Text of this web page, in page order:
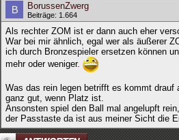
BorussenZwerg
Beiträge: 1.664
Als rechter ZOM ist er dann auch eher
War bei mir ähnlich, egal wer als äußerer
ich durch Bronzespieler ersetzen können
mehr oder weniger.
Was das rein legen betrifft es kommt drauf
ganz gut, wenn Platz ist.
Ansonsten spiel den Ball mal angelupft
der Passtaste da ist aus meiner Sicht die